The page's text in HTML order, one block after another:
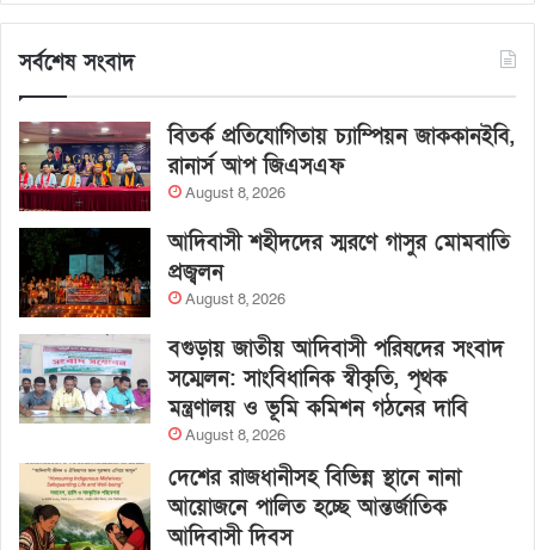
সর্বশেষ সংবাদ
বিতর্ক প্রতিযোগিতায় চ্যাম্পিয়ন জাককানইবি,
রানার্স আপ জিএসএফ
August 8, 2026
আদিবাসী শহীদদের স্মরণে গাসুর মোমবাতি
প্রজ্বলন
August 8, 2026
বগুড়ায় জাতীয় আদিবাসী পরিষদের সংবাদ
সম্মেলন: সাংবিধানিক স্বীকৃতি, পৃথক
মন্ত্রণালয় ও ভূমি কমিশন গঠনের দাবি
August 8, 2026
দেশের রাজধানীসহ বিভিন্ন স্থানে নানা
আয়োজনে পালিত হচ্ছে আন্তর্জাতিক
আদিবাসী দিবস